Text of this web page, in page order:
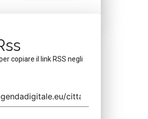
copiare il link RSS negli